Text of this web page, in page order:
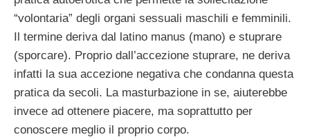
“volontaria” degli organi sessuali maschili e femminili.
Il termine deriva dal latino manus (mano) e stuprare
(sporcare). Proprio dall’accezione stuprare, ne deriva
infatti la sua accezione negativa che condanna questa
pratica da secoli. La masturbazione in se, aiuterebbe
invece ad ottenere piacere, ma soprattutto per
conoscere meglio il proprio corpo.